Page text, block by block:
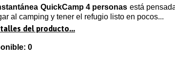
QuickCamp 4 personas está
al camping y tener el refugio listo en pocos...
del producto...
0